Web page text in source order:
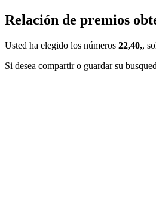
Relación de premios
Usted ha elegido los números 22,40,,
Si desea compartir o guardar su